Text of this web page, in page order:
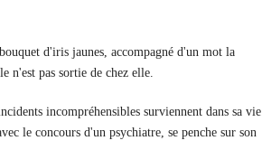
d'iris jaunes, accompagné d'un mot la
n'est pas sortie de chez elle.
incompréhensibles surviennent dans sa vie.
le concours d'un psychiatre, se penche sur son